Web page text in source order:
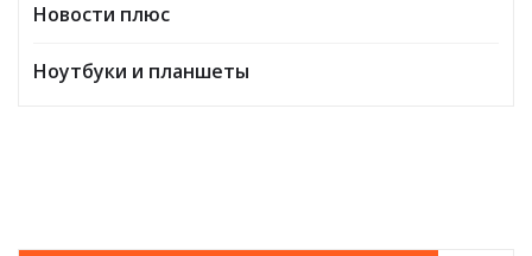
Новости плюс
Ноутбуки и планшеты